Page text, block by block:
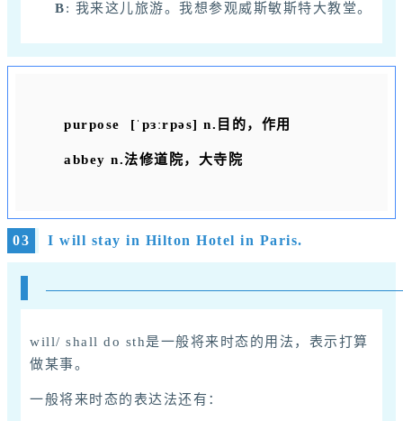
B: 我来这儿旅游。我想参观威斯敏斯特大教堂。
purpose [ˈpɜːrpəs] n. 目的，作用
abbey n.法修道院，大寺院
03 I will stay in Hilton Hotel in Paris.
will/ shall do sth是一般将来时态的用法，表示打算
做某事。
一般将来时态的表达法还有：